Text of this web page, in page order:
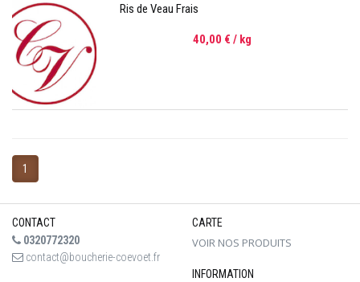
Ris de Veau Frais
40,00 € / kg
1
CONTACT
0320772320
contact@boucherie-coevoet.fr
CARTE
VOIR NOS PRODUITS
INFORMATION